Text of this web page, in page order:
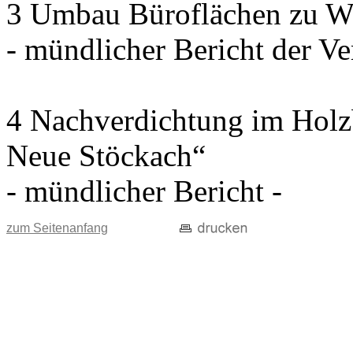
3 Umbau Büroflächen zu
- mündlicher Bericht der
4 Nachverdichtung im
Neue Stöckach“
- mündlicher Bericht -
zum Seitenanfang